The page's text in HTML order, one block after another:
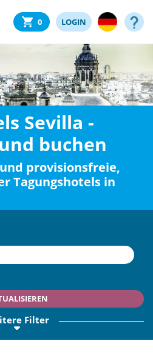
0 LOGIN
Sevilla -
buchen
provisionsfreie,
Tagungshotels in
Filter